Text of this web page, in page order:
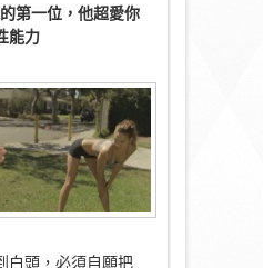
一位，他超愛你
能力
白頭，必須自願把